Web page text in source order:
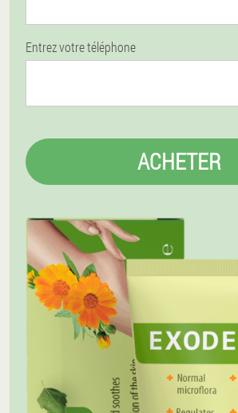
Entrez votre téléphone
ACHETER